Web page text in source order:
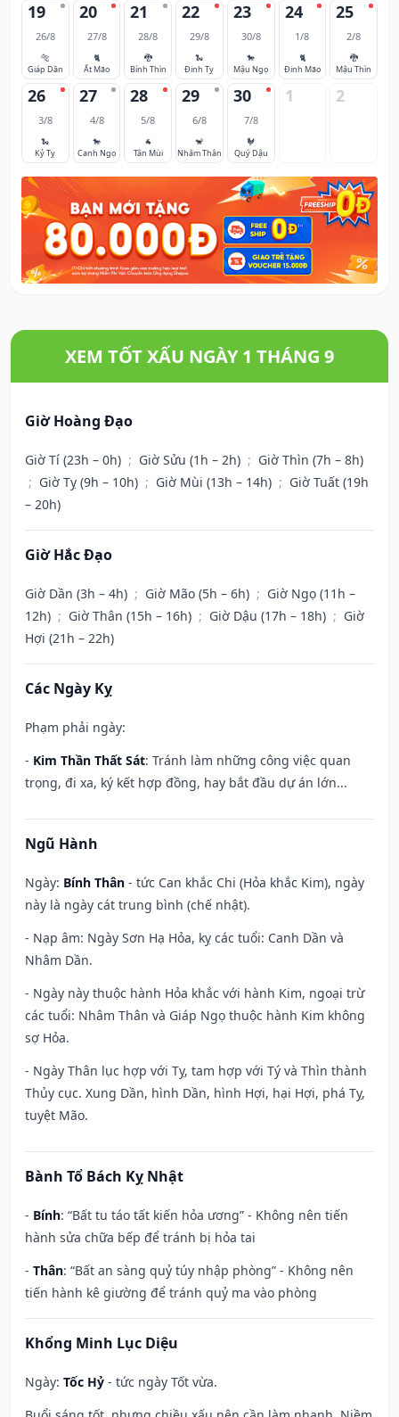
19
26/8
🐅
Giáp Dần
20
27/8
🐈
Ất Mão
21
28/8
🐉
Bính Thìn
22
29/8
🐍
Đinh Tỵ
23
30/8
🐎
Mậu Ngọ
24
1/8
🐈
Đinh Mão
25
2/8
🐉
Mậu Thìn
26
3/8
🐍
Kỷ Tỵ
27
4/8
🐎
Canh Ngọ
28
5/8
🐐
Tân Mùi
29
6/8
🐒
Nhâm Thân
30
7/8
🐓
Quý Dậu
1 2
XEM TỐT XẤU NGÀY 1 THÁNG 9
Giờ Hoàng Đạo
Giờ Tí (23h – 0h) ; Giờ Sửu (1h – 2h) ; Giờ Thìn (7h – 8h)
; Giờ Tỵ (9h – 10h) ; Giờ Mùi (13h – 14h) ; Giờ Tuất (19h
– 20h)
Giờ Hắc Đạo
Giờ Dần (3h – 4h) ; Giờ Mão (5h – 6h) ; Giờ Ngọ (11h –
12h) ; Giờ Thân (15h – 16h) ; Giờ Dậu (17h – 18h) ; Giờ
Hợi (21h – 22h)
Các Ngày Kỵ
Phạm phải ngày:
- Kim Thần Thất Sát: Tránh làm những công việc quan
trọng, đi xa, ký kết hợp đồng, hay bắt đầu dự án lớn...
Ngũ Hành
Ngày: Bính Thân - tức Can khắc Chi (Hỏa khắc Kim), ngày
này là ngày cát trung bình (chế nhật).
- Nạp âm: Ngày Sơn Hạ Hỏa, kỵ các tuổi: Canh Dần và
Nhâm Dần.
- Ngày này thuộc hành Hỏa khắc với hành Kim, ngoại trừ
các tuổi: Nhâm Thân và Giáp Ngọ thuộc hành Kim không
sợ Hỏa.
- Ngày Thân lục hợp với Tỵ, tam hợp với Tý và Thìn thành
Thủy cục. Xung Dần, hình Dần, hình Hợi, hại Hợi, phá Tỵ,
tuyệt Mão.
Bành Tổ Bách Kỵ Nhật
- Bính: “Bất tu táo tất kiến hỏa ương” - Không nên tiến
hành sửa chữa bếp để tránh bị hỏa tai
- Thân: “Bất an sàng quỷ túy nhập phòng” - Không nên
tiến hành kê giường để tránh quỷ ma vào phòng
Khổng Minh Lục Diệu
Ngày: Tốc Hỷ - tức ngày Tốt vừa.